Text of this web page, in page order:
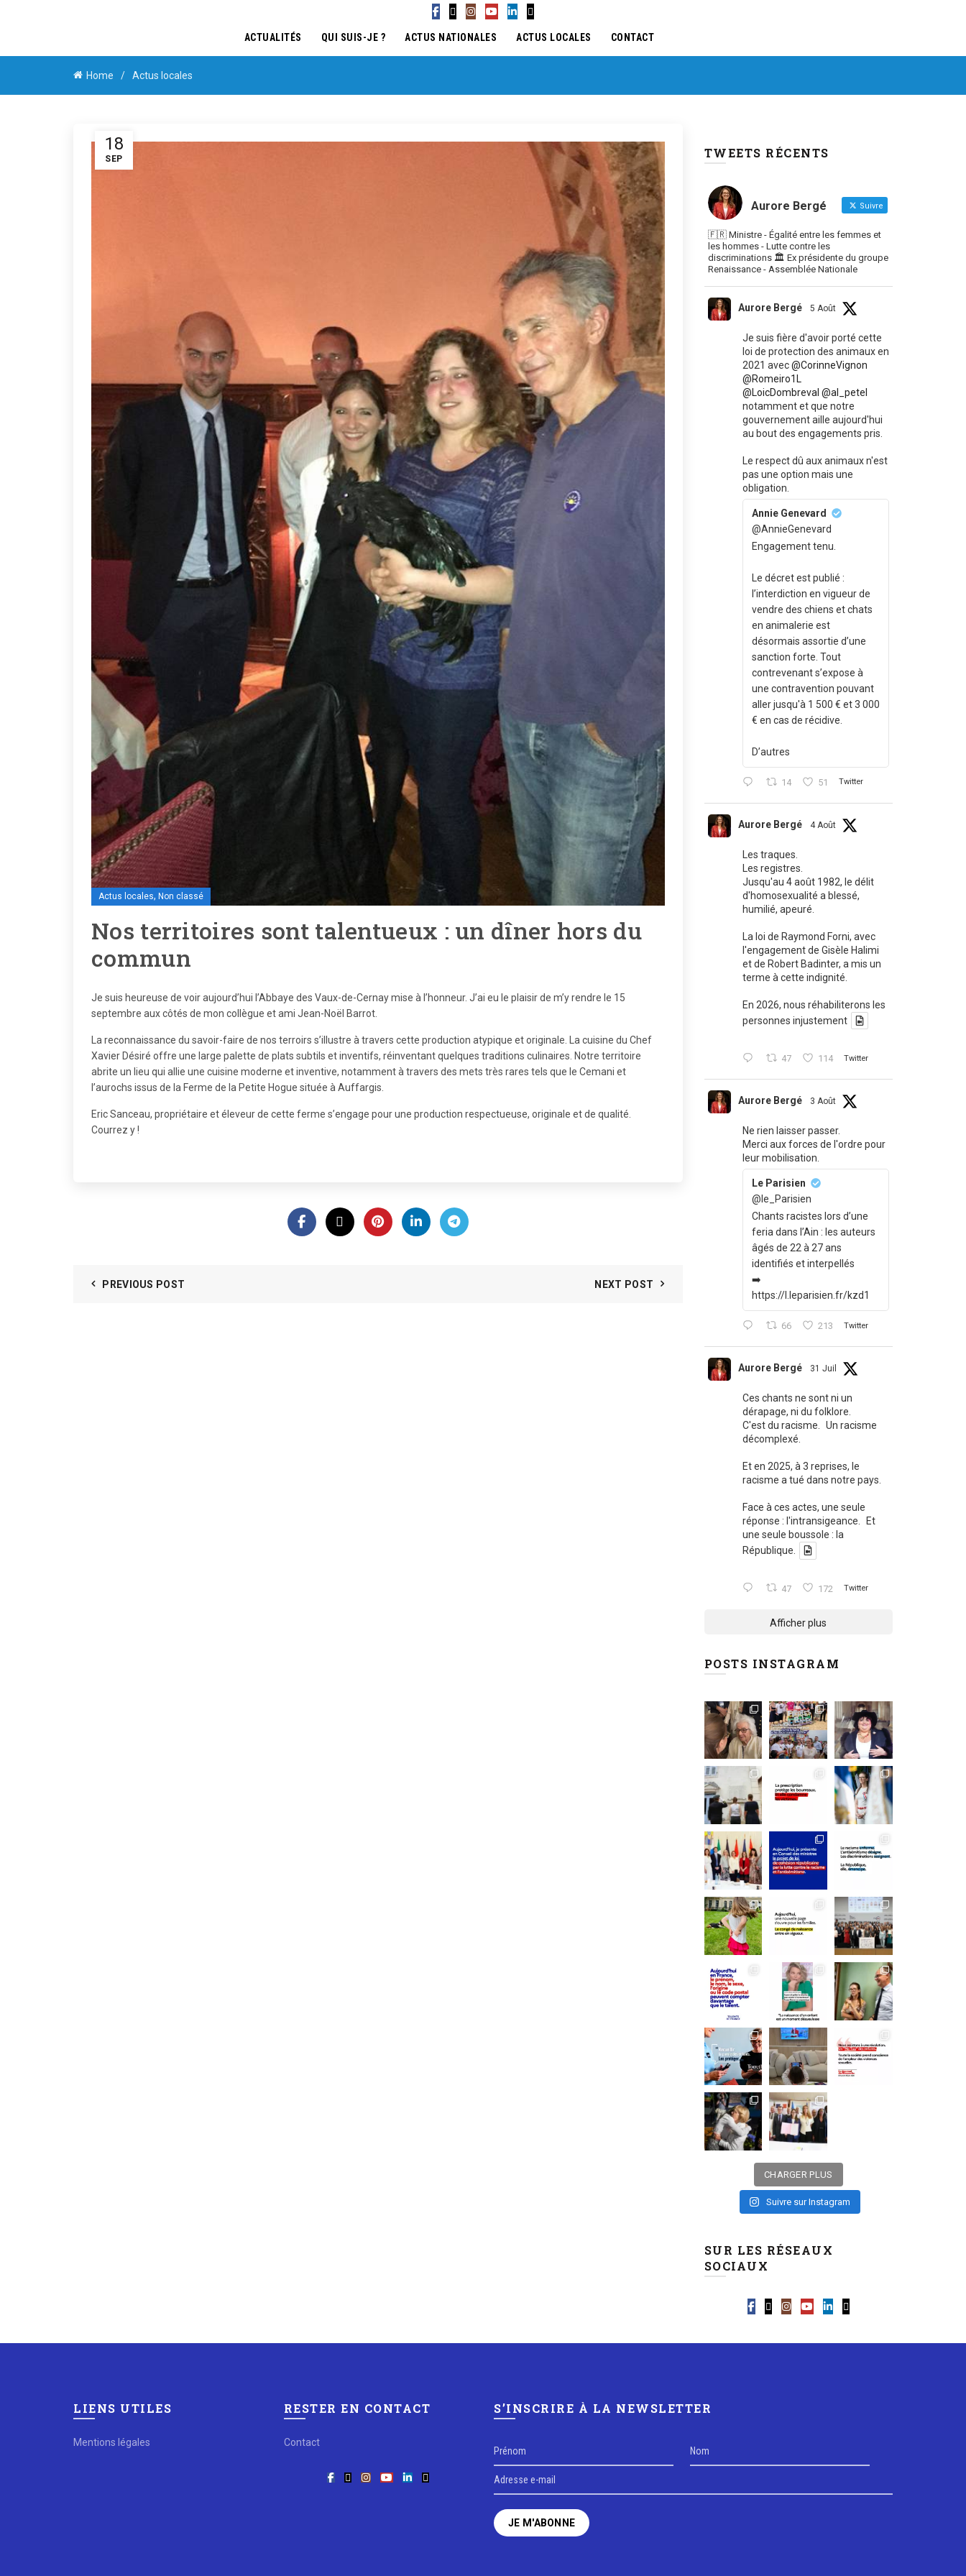
ACTUALITÉS QUI SUIS-JE ? ACTUS NATIONALES ACTUS LOCALES CONTACT
Home Actus locales
18
SEP
Actus locales, Non classé
Nos territoires sont talentueux : un dîner hors du
commun
Je suis heureuse de voir aujourd’hui l’Abbaye des Vaux-de-Cernay mise à l’honneur. J’ai eu le plaisir de m’y rendre le 15
septembre aux côtés de mon collègue et ami Jean-Noël Barrot.
La reconnaissance du savoir-faire de nos terroirs s’illustre à travers cette production atypique et originale. La cuisine du Chef
Xavier Désiré offre une large palette de plats subtils et inventifs, réinventant quelques traditions culinaires. Notre territoire
abrite un lieu qui allie une cuisine moderne et inventive, notamment à travers des mets très rares tels que le Cemani et
l’aurochs issus de la Ferme de la Petite Hogue située à Auffargis.
Eric Sanceau, propriétaire et éleveur de cette ferme s’engage pour une production respectueuse, originale et de qualité.
Courrez y !
PREVIOUS POST NEXT POST
TWEETS RÉCENTS
Aurore Bergé Suivre
🇫🇷 Ministre - Égalité entre les femmes et
les hommes - Lutte contre les
discriminations 🏛 Ex présidente du groupe
Renaissance - Assemblée Nationale
Aurore Bergé 5 Août
Je suis fière d'avoir porté cette
loi de protection des animaux en
2021 avec@CorinneVignon
@Romeiro1L
@LoicDombreval @al_petel
notamment et que notre
gouvernement aille aujourd'hui
au bout des engagements pris.
Le respect dû aux animaux n'est
pas une option mais une
obligation.
Annie Genevard
@AnnieGenevard
Engagement tenu.
Le décret est publié :
l’interdiction en vigueur de
vendre des chiens et chats
en animalerie est
désormais assortie d’une
sanction forte. Tout
contrevenant s’expose à
une contravention pouvant
aller jusqu'à 1 500 € et 3 000
€ en cas de récidive.
D’autres
14 51 Twitter
Aurore Bergé 4 Août
Les traques.
Les registres.
Jusqu'au 4 août 1982, le délit
d'homosexualité a blessé,
humilié, apeuré.
La loi de Raymond Forni, avec
l'engagement de Gisèle Halimi
et de Robert Badinter, a mis un
terme à cette indignité.
En 2026, nous réhabiliterons les
personnes injustement
47 114 Twitter
Aurore Bergé 3 Août
Ne rien laisser passer.
Merci aux forces de l'ordre pour
leur mobilisation.
Le Parisien
@le_Parisien
Chants racistes lors d’une
feria dans l’Ain : les auteurs
âgés de 22 à 27 ans
identifiés et interpellés
➡️
https://l.leparisien.fr/kzd1
66 213 Twitter
Aurore Bergé 31 Juil
Ces chants ne sont ni un
dérapage, ni du folklore.
C'est du racisme. Un racisme
décomplexé.
Et en 2025, à 3 reprises, le
racisme a tué dans notre pays.
Face à ces actes, une seule
réponse : l'intransigeance. Et
une seule boussole : la
République.
47 172 Twitter
Afficher plus
POSTS INSTAGRAM
CHARGER PLUS
Suivre sur Instagram
SUR LES RÉSEAUX
SOCIAUX
LIENS UTILES
Mentions légales
RESTER EN CONTACT
Contact
S’INSCRIRE À LA NEWSLETTER